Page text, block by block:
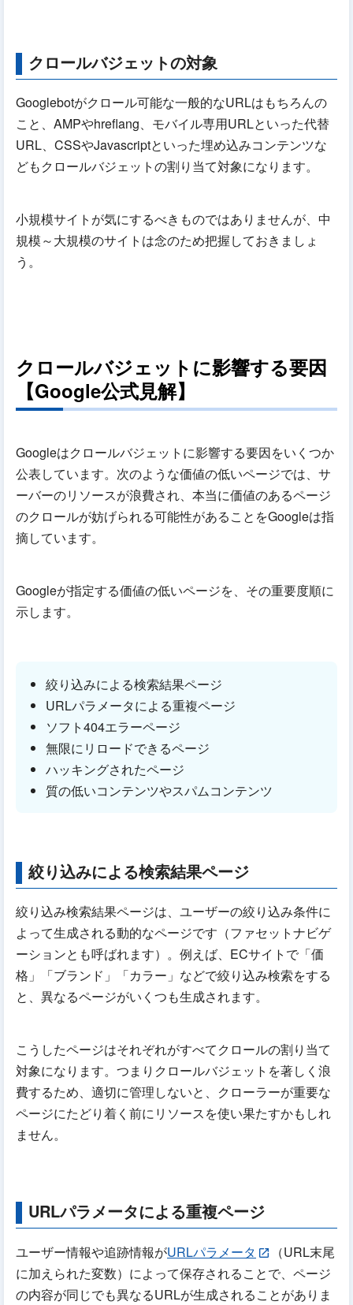
クロールバジェットの対象
Googlebotがクロール可能な一般的なURLはもちろんの
こと、AMPやhreflang、モバイル専用URLといった代替
URL、CSSやJavascriptといった埋め込みコンテンツな
どもクロールバジェットの割り当て対象になります。
小規模サイトが気にするべきものではありませんが、中
規模～大規模のサイトは念のため把握しておきましょ
う。
クロールバジェットに影響する要因
【Google公式見解】
Googleはクロールバジェットに影響する要因をいくつか
公表しています。次のような価値の低いページでは、サ
ーバーのリソースが浪費され、本当に価値のあるページ
のクロールが妨げられる可能性があることをGoogleは指
摘しています。
Googleが指定する価値の低いページを、その重要度順に
示します。
絞り込みによる検索結果ページ
URLパラメータによる重複ページ
ソフト404エラーページ
無限にリロードできるページ
ハッキングされたページ
質の低いコンテンツやスパムコンテンツ
絞り込みによる検索結果ページ
絞り込み検索結果ページは、ユーザーの絞り込み条件に
よって生成される動的なページです（ファセットナビゲ
ーションとも呼ばれます）。例えば、ECサイトで「価
格」「ブランド」「カラー」などで絞り込み検索をする
と、異なるページがいくつも生成されます。
こうしたページはそれぞれがすべてクロールの割り当て
対象になります。つまりクロールバジェットを著しく浪
費するため、適切に管理しないと、クローラーが重要な
ページにたどり着く前にリソースを使い果たすかもしれ
ません。
URLパラメータによる重複ページ
ユーザー情報や追跡情報がURLパラメータ
（URL末尾
に加えられた変数）によって保存されることで、ページ
の内容が同じでも異なるURLが生成されることがありま